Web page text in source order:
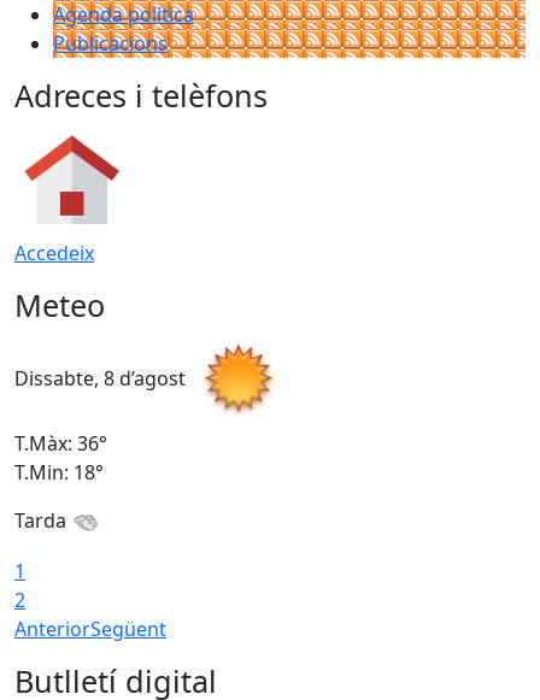
Agenda política
Publicacions
Adreces i telèfons
Accedeix
Meteo
Dissabte, 8 d’agost
T.Màx: 36°
T.Min: 18°
Tarda
1
2
AnteriorSegüent
Butlletí digital